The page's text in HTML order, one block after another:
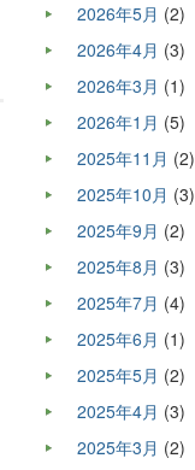
2026年5月 (2)
2026年4月 (3)
2026年3月 (1)
2026年1月 (5)
2025年11月 (2)
2025年10月 (3)
2025年9月 (2)
2025年8月 (3)
2025年7月 (4)
2025年6月 (1)
2025年5月 (2)
2025年4月 (3)
2025年3月 (2)